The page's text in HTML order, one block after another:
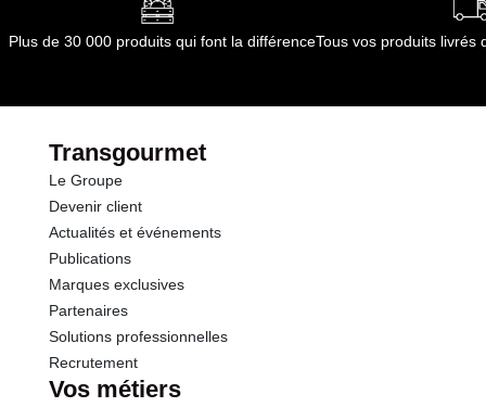
dont Acides gras saturés 0.40 g
dont Sucres
Fibres
Protéines
Sel
Plus de 30 000 produits qui font la différenceTous vos produits livrés
Transgourmet
Le Groupe
Devenir client
Actualités et événements
Publications
Marques exclusives
Partenaires
Solutions professionnelles
Recrutement
Vos métiers